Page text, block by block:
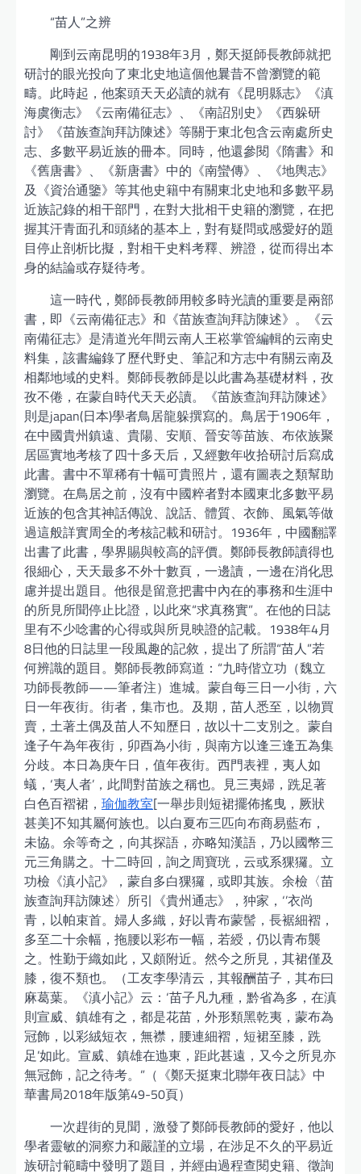
“苗人”之辨
剛到云南昆明的1938年3月，鄭天挺師長教師就把
研討的眼光投向了東北史地這個他曩昔不曾瀏覽的範
疇。此時起，他案頭天天必讀的就有《昆明縣志》《滇
海虞衡志》《云南備征志》、《南詔別史》《西躲研
討》《苗族查詢拜訪陳述》等關于東北包含云南處所史
志、多數平易近族的冊本。同時，他還參閱《隋書》和
《舊唐書》、《新唐書》中的《南蠻傳》、《地輿志》
及《資治通鑒》等其他史籍中有關東北史地和多數平易
近族記錄的相干部門，在對大批相干史籍的瀏覽，在把
握其汗青面孔和頭緒的基本上，對有疑問或感愛好的題
目停止剖析比擬，對相干史料考釋、辨證，從而得出本
身的結論或存疑待考。
這一時代，鄭師長教師用較多時光讀的重要是兩部
書，即《云南備征志》和《苗族查詢拜訪陳述》。《云
南備征志》是清道光年間云南人王崧掌管編輯的云南史
料集，該書編錄了歷代野史、筆記和方志中有關云南及
相鄰地域的史料。鄭師長教師是以此書為基礎材料，孜
孜不倦，在蒙自時代天天必讀。《苗族查詢拜訪陳述》
則是japan(日本)學者鳥居龍躲撰寫的。鳥居于1906年，
在中國貴州鎮遠、貴陽、安順、晉安等苗族、布依族聚
居區實地考核了四十多天后，又經數年收拾研討后寫成
此書。書中不單稀有十幅可貴照片，還有圖表之類幫助
瀏覽。在鳥居之前，沒有中國粹者對本國東北多數平易
近族的包含其神話傳說、說話、體質、衣飾、風氣等做
過這般詳實周全的考核記載和研討。1936年，中國翻譯
出書了此書，學界賜與較高的評價。鄭師長教師讀得也
很細心，天天最多不外十數頁，一邊讀，一邊在消化思
慮并提出題目。他很是留意把書中內在的事務和生涯中
的所見所聞停止比證，以此來“求真務實”。在他的日誌
里有不少唸書的心得或與所見映證的記載。1938年4月
8日他的日誌里一段風趣的記敘，提出了所謂“苗人”若
何辨識的題目。鄭師長教師寫道：“九時偕立功（魏立
功師長教師——筆者注）進城。蒙自每三日一小街，六
日一年夜街。街者，集市也。及期，苗人悉至，以物買
賣，土著土偶及苗人不知歷日，故以十二支別之。蒙自
逢子午為年夜街，卯酉為小街，與南方以逢三逢五為集
分歧。本日為庚午日，值年夜街。西門表裡，夷人如
蟻，‘夷人者’，此間對苗族之稱也。見三夷婦，跣足著
白色百褶裙， 瑜伽教室[一舉步則短裙擺佈搖曳，厥狀
甚美]不知其屬何族也。以白夏布三匹向布商易藍布，
未協。余等奇之，向其探語，亦略知漢語，乃以國幣三
元三角購之。十二時回，詢之周寶珖，云或系猓玀。立
功檢《滇小記》，蒙自多白猓玀，或即其族。余檢〈苗
族查詢拜訪陳述〉所引《貴州通志》，狆家，‘’衣尚
青，以帕束首。婦人多織，好以青布蒙髻，長裾細褶，
多至二十余幅，拖腰以彩布一幅，若綬，仍以青布襲
之。性勤于織如此，又頗附近。然今之所見，其裙僅及
膝，復不類也。（工友李學清云，其報酬苗子，其布曰
麻葛葉。《滇小記》云：‘苗子凡九種，黔省為多，在滇
則宣威、鎮雄有之，都是花苗，外形類黑乾夷，蒙布為
冠飾，以彩絨短衣，無襟，腰連細褶，短裙至膝，跣
足’如此。宣威、鎮雄在迆東，距此甚遠，又今之所見亦
無冠飾，記之待考。”（《鄭天挺東北聯年夜日誌》中
華書局2018年版第49-50頁）
一次趕街的見聞，激發了鄭師長教師的愛好，他以
學者靈敏的洞察力和嚴謹的立場，在涉足不久的平易近
族研討範疇中發明了題目，并經由過程查閱史籍、徵詢